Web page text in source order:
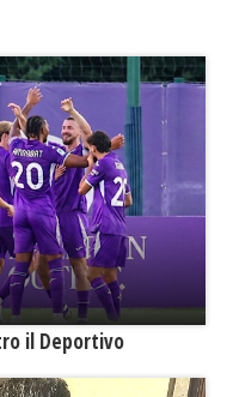
il Deportivo